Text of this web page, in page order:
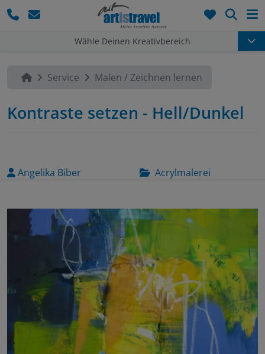
Wähle Deinen Kreativbereich
Service Malen / Zeichnen lernen
Kontraste setzen - Hell/Dunkel
Angelika Biber Acrylmalerei